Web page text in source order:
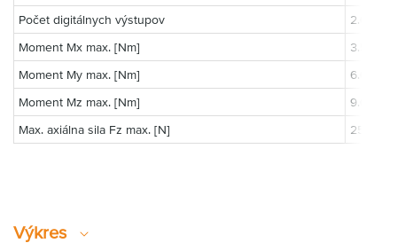
Počet digitálnych výstupov
2.0
Moment Mx max. [Nm]
3.5
Moment My max. [Nm]
6.0
Moment Mz max. [Nm]
9.0
Max. axiálna sila Fz max. [N]
250.0
Výkres